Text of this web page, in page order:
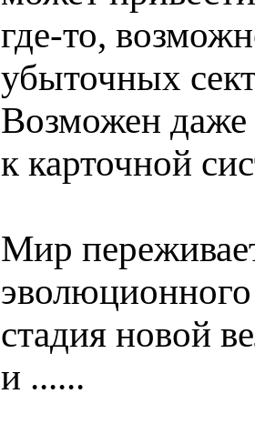
где-то,
убыточных
Возможен даже
к карточной
Мир
эволюционного
стадия новой
и ......